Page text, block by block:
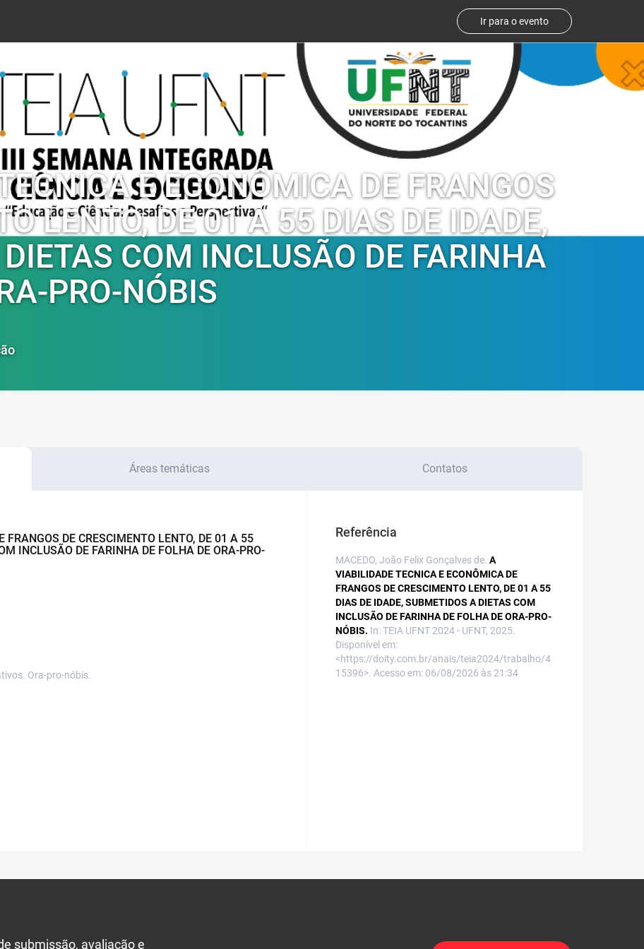
Ir para o evento
E ECONÔMICA DE FRANGOS
LENTO, DE 01 A 55 DIAS DE IDADE,
COM INCLUSÃO DE FARINHA
PRO-NÓBIS
Áreas temáticas Contatos
DE CRESCIMENTO LENTO, DE 01 A 55
INCLUSÃO DE FARINHA DE FOLHA DE ORA-PRO-
Ora-pro-nóbis.
Referência
MACEDO, João Felix Gonçalves de. A
VIABILIDADE TECNICA E ECONÔMICA DE
FRANGOS DE CRESCIMENTO LENTO, DE 01 A 55
DIAS DE IDADE, SUBMETIDOS A DIETAS COM
INCLUSÃO DE FARINHA DE FOLHA DE ORA-PRO-
NÓBIS. In: TEIA UFNT 2024 - UFNT, 2025.
Disponível em:
<https://doity.com.br/anais/teia2024/trabalho/4
15396>. Acesso em: 06/08/2026 às 21:34
submissão, avaliação e